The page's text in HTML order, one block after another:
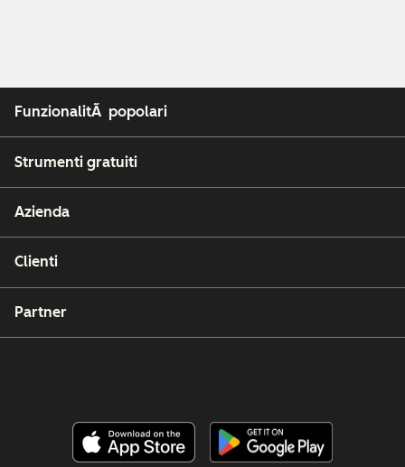
FunzionalitÃ popolari
Strumenti gratuiti
Azienda
Clienti
Partner